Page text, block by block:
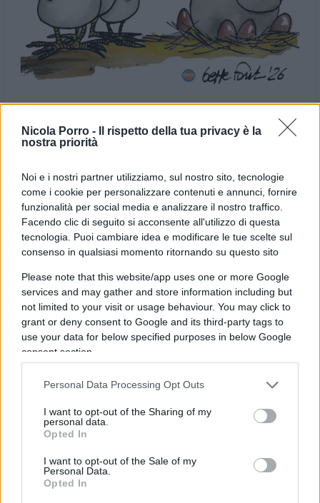
Nicola Porro -
Il rispetto della tua privacy è la
nostra priorità
Noi e i nostri partner utilizziamo, sul nostro sito, tecnologie
come i cookie per personalizzare contenuti e annunci, fornire
funzionalità per social media e analizzare il nostro traffico.
Facendo clic di seguito si acconsente all'utilizzo di questa
tecnologia. Puoi cambiare idea e modificare le tue scelte sul
consenso in qualsiasi momento ritornando su questo sito
Please note that this website/app uses one or more Google
services and may gather and store information including but
not limited to your visit or usage behaviour. You may click to
grant or deny consent to Google and its third-party tags to
use your data for below specified purposes in below Google
consent section.
Personal Data Processing Opt Outs
I want to opt-out of the Sharing of my
personal data.
Opted In
I want to opt-out of the Sale of my
Personal Data.
Opted In
23/05/2026 26/05/2026
Le vignette satiriche di Beppe Fantin, illustratore
trevigiano, nascono dalla passione dell'autore per
dare voce a situazioni, non solo politiche, attraverso i
disegni utilizzando da sempre la tecnica riconoscibile
dell'acquerello. Orgogliosamente un liberale di
centrodestra, il vignettista non fatica a trovare le sue
ispirazioni dall’attuale sinistra, che a suo dire, mai
come in questo momento sta dando il “meglio” di sé.
quando non supera l’indecenza, fino a quando non
offende e non è volgare. Una frase di Alexander
Pushkin lo accompagna da sempre: “Dove non arriva